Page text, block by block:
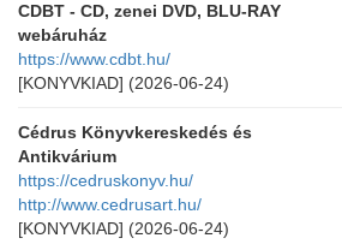
CDBT - CD, zenei DVD, BLU-RAY
webáruház
https://www.cdbt.hu/
[KONYVKIAD] (2026-06-24)
Cédrus Könyvkereskedés és
Antikvárium
https://cedruskonyv.hu/
http://www.cedrusart.hu/
[KONYVKIAD] (2026-06-24)